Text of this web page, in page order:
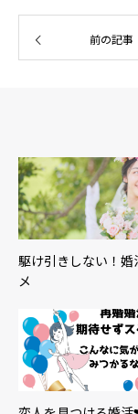
前の記事
駆け引きしない！婚
メ